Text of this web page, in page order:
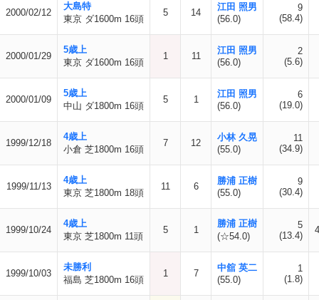
2000/02/12
大島特
東京 ダ1600m 16頭
5 14
江田 照男
(56.0)
9
(58.4)
2000/01/29
5歳上
東京 ダ1600m 16頭
1 11
江田 照男
(56.0)
2
(5.6)
2000/01/09
5歳上
中山 ダ1800m 16頭
5 1
江田 照男
(56.0)
6
(19.0)
1999/12/18
4歳上
小倉 芝1800m 16頭
7 12
小林 久晃
(55.0)
11
(34.9)
1999/11/13
4歳上
東京 芝1800m 18頭
11 6
勝浦 正樹
(55.0)
9
(30.4)
1999/10/24
4歳上
東京 芝1800m 11頭
5 1
勝浦 正樹
(☆54.0)
5
(13.4)
1999/10/03
未勝利
福島 芝1800m 16頭
1 7
中舘 英二
(55.0)
1
(1.8)